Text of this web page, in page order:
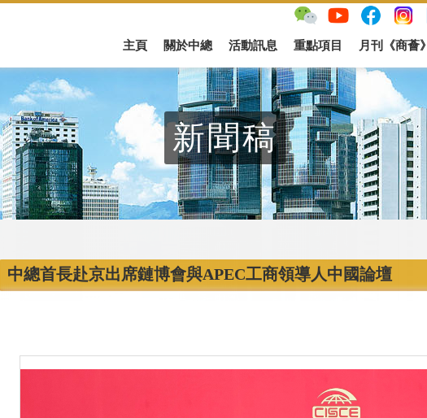
主頁 關於中總 活動訊息 重點項目 月刊《商薈》
新聞稿
中總首長赴京出席鏈博會與APEC工商領導人中國論壇